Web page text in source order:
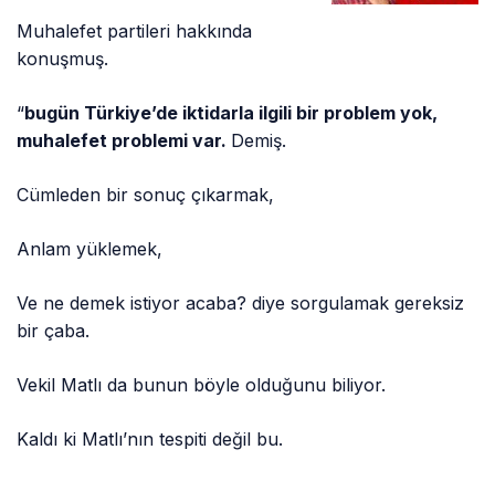
Muhalefet partileri hakkında
konuşmuş.
“bugün Türkiye’de iktidarla ilgili bir problem yok,
muhalefet problemi var. Demiş.
Cümleden bir sonuç çıkarmak,
Anlam yüklemek,
Ve ne demek istiyor acaba? diye sorgulamak gereksiz
bir çaba.
Vekil Matlı da bunun böyle olduğunu biliyor.
Kaldı ki Matlı’nın tespiti değil bu.